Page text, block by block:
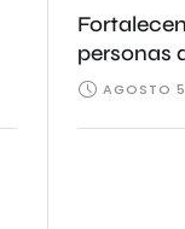
personas
AGOSTO